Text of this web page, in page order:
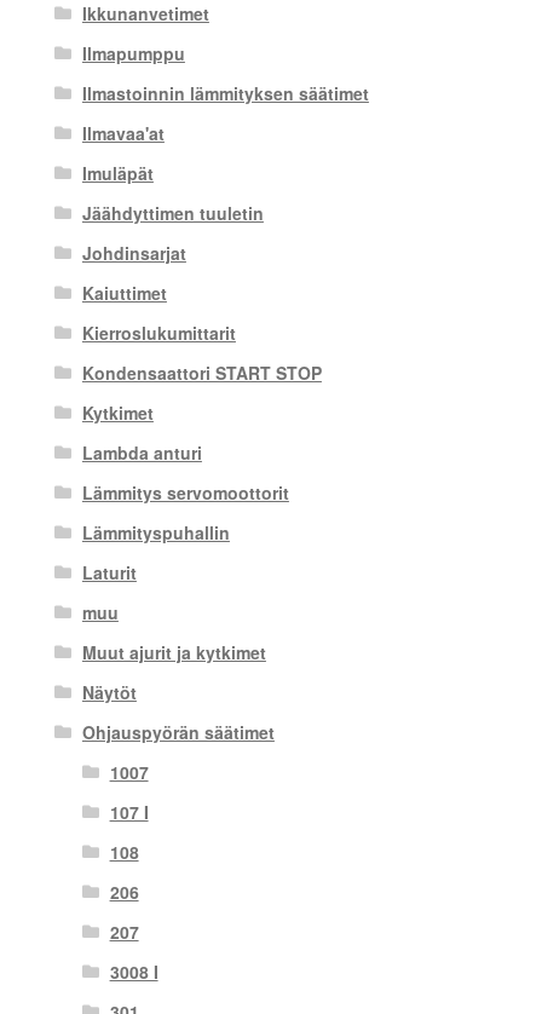
Ikkunanvetimet
Ilmapumppu
Ilmastoinnin lämmityksen säätimet
Ilmavaa'at
Imuläpät
Jäähdyttimen tuuletin
Johdinsarjat
Kaiuttimet
Kierroslukumittarit
Kondensaattori START STOP
Kytkimet
Lambda anturi
Lämmitys servomoottorit
Lämmityspuhallin
Laturit
muu
Muut ajurit ja kytkimet
Näytöt
Ohjauspyörän säätimet
1007
107 I
108
206
207
3008 I